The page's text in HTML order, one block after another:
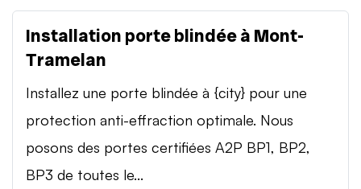
Installation porte blindée à Mont-
Tramelan
Installez une porte blindée à {city} pour une
protection anti-effraction optimale. Nous
posons des portes certifiées A2P BP1, BP2,
BP3 de toutes le...